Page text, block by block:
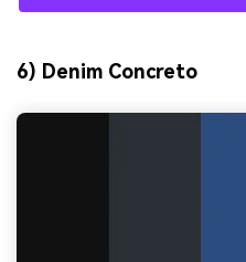
6) Denim Concreto